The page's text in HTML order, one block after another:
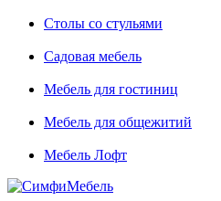
Столы со стульями
Садовая мебель
Мебель для гостиниц
Мебель для общежитий
Мебель Лофт